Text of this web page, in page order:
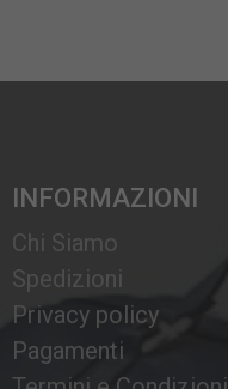
INFORMAZIONI
Chi Siamo
Spedizioni
Privacy policy
Pagamenti